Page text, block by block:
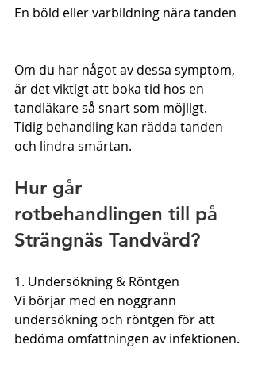
En böld eller varbildning nära tanden
Om du har något av dessa symptom,
är det viktigt att boka tid hos en
tandläkare så snart som möjligt.
Tidig behandling kan rädda tanden
och lindra smärtan.
Hur går
rotbehandlingen till på
Strängnäs Tandvård?
1. Undersökning & Röntgen
Vi börjar med en noggrann
undersökning och röntgen för att
bedöma omfattningen av infektionen.